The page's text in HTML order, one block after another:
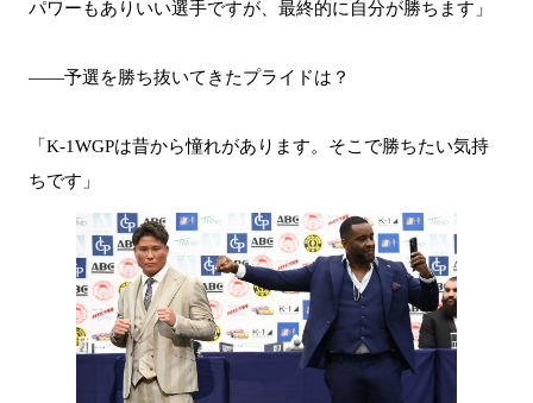
パワーもありいい選手ですが、最終的に自分が勝ちます」
――予選を勝ち抜いてきたプライドは？
「K-1WGPは昔から憧れがあります。そこで勝ちたい気持
ちです」